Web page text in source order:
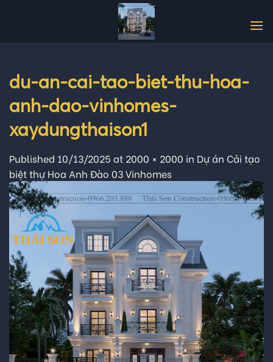
du-an-cai-tao-biet-thu-hoa-
anh-dao-vinhomes-
xaydungthaison1
Published 10/13/2025 at 2000 × 2000 in Dự án Cải tạo
biệt thự Hoa Anh Đào 03 Vinhomes